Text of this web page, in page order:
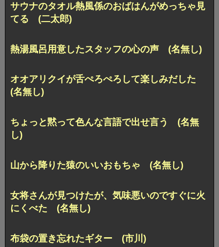
サウナのタオル熱風係のおばはんがめっちゃ見
てる (二太郎)
熱湯風呂用意したスタッフの心の声 (名無し)
オオアリクイが舌ぺろぺろして楽しみだした
(名無し)
ちょっと黙って色んな言語で出せ言う (名無
し)
山から降りた猿のいいおもちゃ (名無し)
女将さんが見つけたが、気味悪いのですぐに火
にくべた (名無し)
布袋の置き忘れたギター (市川)